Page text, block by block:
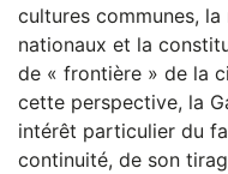
cultures communes,
nationaux et la
de « frontière » de la
cette perspective, la
intérêt particulier du
continuité, de son